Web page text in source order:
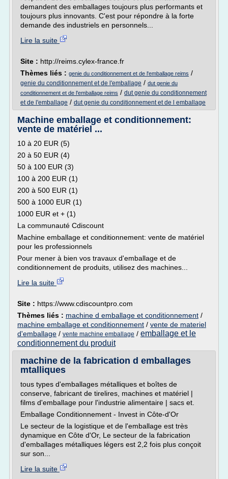
demandent des emballages toujours plus performants et
toujours plus innovants. C'est pour répondre à la forte
demande des industriels en personnels...
Lire la suite
Site : http://reims.cylex-france.fr
Thèmes liés : genie du conditionnement et de l'emballage reims /
genie du conditionnement et de l'emballage / dut genie du
conditionnement et de l'emballage reims / dut genie du conditionnement
et de l'emballage / dut genie du conditionnement et de l emballage
Machine emballage et conditionnement:
vente de matériel ...
10 à 20 EUR (5)
20 à 50 EUR (4)
50 à 100 EUR (3)
100 à 200 EUR (1)
200 à 500 EUR (1)
500 à 1000 EUR (1)
1000 EUR et + (1)
La communauté Cdiscount
Machine emballage et conditionnement: vente de matériel
pour les professionnels
Pour mener à bien vos travaux d'emballage et de
conditionnement de produits, utilisez des machines...
Lire la suite
Site : https://www.cdiscountpro.com
Thèmes liés : machine d emballage et conditionnement /
machine emballage et conditionnement / vente de materiel
d'emballage / vente machine emballage / emballage et le
conditionnement du produit
machine de la fabrication d emballages
mtalliques
tous types d'emballages métalliques et boîtes de
conserve, fabricant de tirelires, machines et matériel |
films d'emballage pour l'industrie alimentaire | sacs et.
Emballage Conditionnement - Invest in Côte-d'Or
Le secteur de la logistique et de l'emballage est très
dynamique en Côte d'Or, Le secteur de la fabrication
d'emballages métalliques légers est 2,2 fois plus conçoit
sur son...
Lire la suite